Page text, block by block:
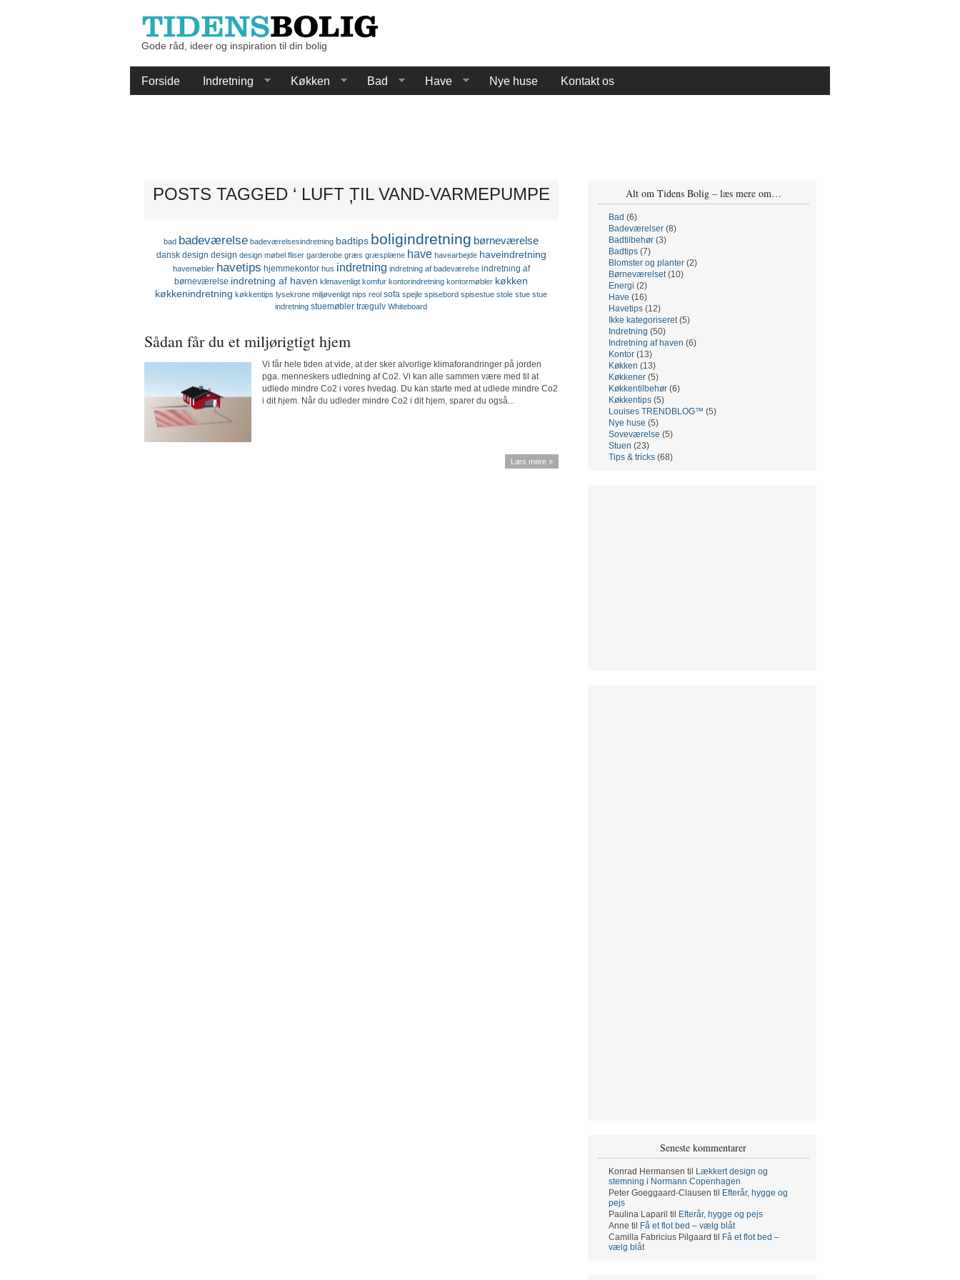
Gode råd, ideer og inspiration til din bolig
Forside Indretning Køkken Bad Have Nye huse Kontakt os
POSTS TAGGED ‘ LUFT TIL VAND-VARMEPUMPE
’
bad badeværelse badeværelsesindretning badtips boligindretning børneværelse
dansk design design design møbel fliser garderobe græs græsplæne have havearbejde haveindretning
havemøbler havetips hjemmekontor hus indretning indretning af badeværelse indretning af
børneværelse indretning af haven klimavenligt komfur kontorindretning kontormøbler køkken
køkkenindretning køkkentips lysekrone miljøvenligt nips reol sofa spejle spisebord spisestue stole stue stue
indretning stuemøbler trægulv Whiteboard
Sådan får du et miljørigtigt hjem
Vi får hele tiden at vide, at der sker alvorlige klimaforandringer på jorden
pga. menneskers udledning af Co2. Vi kan alle sammen være med til at
udlede mindre Co2 i vores hvedag. Du kan starte med at udlede mindre Co2
i dit hjem. Når du udleder mindre Co2 i dit hjem, sparer du også...
Læs mere »
Alt om Tidens Bolig – læs mere om…
Bad (6)
Badeværelser(8)
Badtilbehør(3)
Badtips(7)
Blomster og planter(2)
Børneværelset(10)
Energi (2)
Have (16)
Havetips(12)
Ikke kategoriseret(5)
Indretning (50)
Indretning af haven (6)
Kontor(13)
Køkken (13)
Køkkener(5)
Køkkentilbehør(6)
Køkkentips(5)
Louises TRENDBLOG™ (5)
Nye huse (5)
Soveværelse (5)
Stuen (23)
Tips & tricks(68)
Seneste kommentarer
Konrad Hermansen til
Lækkert design og
stemning i Normann Copenhagen
Peter Goeggaard-Clausen til
Efterår, hygge og
pejs
Paulina Laparil til
Efterår, hygge og pejs
Anne til
Få et flot bed – vælg blåt
Camilla Fabricius Pilgaard til
Få et flot bed –
vælg blåt